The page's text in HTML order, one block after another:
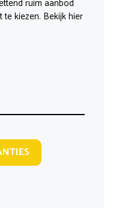
ruim aanbod
kiezen. Bekijk hier